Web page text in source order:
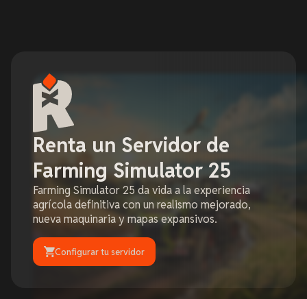
Renta un Servidor de
Farming Simulator 25
Farming Simulator 25 da vida a la experiencia
agrícola definitiva con un realismo mejorado,
nueva maquinaria y mapas expansivos.
Configurar tu servidor